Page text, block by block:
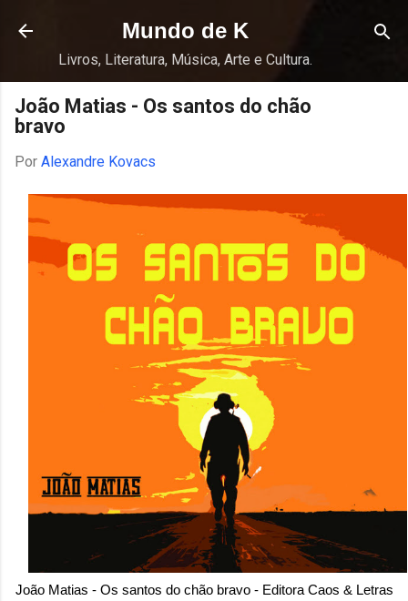
Pular para o conteúdo principal
Mundo de K
Livros, Literatura, Música, Arte e Cultura.
João Matias - Os santos do chão
bravo
Por Alexandre Kovacs
João Matias - Os santos do chão bravo - Editora Caos & Letras